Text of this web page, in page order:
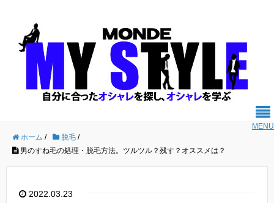
MENU
ホーム / 脱毛 /
男のすね毛の処理・脱毛方法。ツルツル？残す？オススメは？
2022.03.23